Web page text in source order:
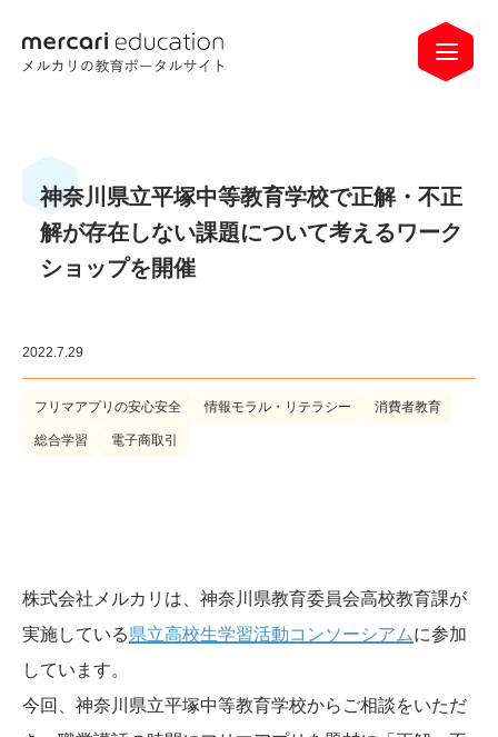
神奈川県立平塚中等教育学校で正解・不正
解が存在しない課題について考えるワーク
ショップを開催
フリマアプリの安心安全 情報モラル・リテラシー 消費者教育
総合学習 電子商取引
2022.7.29
株式会社メルカリは、神奈川県教育委員会高校教育課が
実施している県立高校生学習活動コンソーシアムに参加
しています。
今回、神奈川県立平塚中等教育学校からご相談をいただ